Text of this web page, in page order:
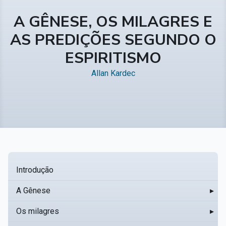
A GÊNESE, OS MILAGRES E
AS PREDIÇÕES SEGUNDO O
ESPIRITISMO
Allan Kardec
Introdução
A Gênese ▸
Os milagres ▸